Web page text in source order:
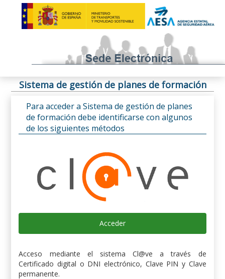
Sistema de gestión de planes de formación
Para acceder a Sistema de gestión de planes
de formación debe identificarse con algunos
de los siguientes métodos
Acceder
Acceso mediante el sistema Cl@ve a través de
Certificado digital o DNI electrónico, Clave PIN y Clave
permanente.